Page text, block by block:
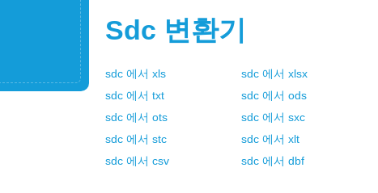
Sdc 변환기
sdc 에서 xls sdc 에서 xlsx
sdc 에서 txt sdc 에서 ods
sdc 에서 ots sdc 에서 sxc
sdc 에서 stc sdc 에서 xlt
sdc 에서 csv sdc 에서 dbf